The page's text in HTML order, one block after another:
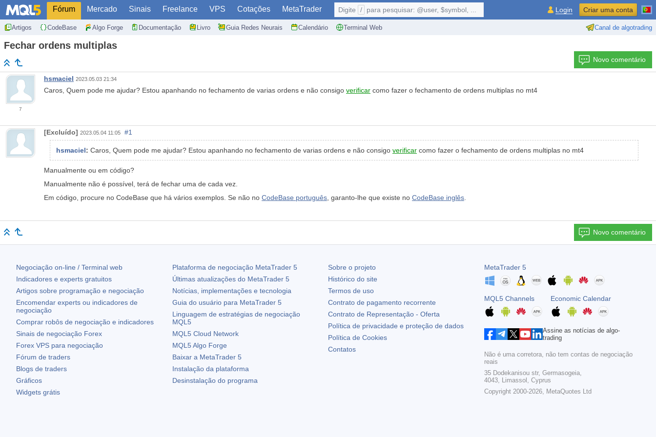
Fórum Mercado Sinais Freelance VPS Cotações MetaTrader
Artigos CodeBase Algo Forge Documentação Livro Guia Redes Neurais Calendário Terminal Web Canal de algotrading
Digite / para pesquisar: @user, $symbol, ... Login Criar uma conta
Fechar ordens multiplas
Novo comentário
7
hsmaciel 2023.05.03 21:34
Caros, Quem pode me ajudar? Estou apanhando no fechamento de varias ordens e não consigo verificar como fazer o fechamento de ordens multiplas no mt4
[Excluído] 2023.05.04 11:05 #1
hsmaciel: Caros, Quem pode me ajudar? Estou apanhando no fechamento de varias ordens e não consigo verificar como fazer o fechamento de ordens multiplas no mt4
Manualmente ou em código?
Manualmente não é possível, terá de fechar uma de cada vez.
Em código, procure no CodeBase que há vários exemplos. Se não no CodeBase português, garanto-lhe que existe no CodeBase inglês.
Novo comentário
Negociação on-line / Terminal web
Indicadores e experts gratuitos
Artigos sobre programação e negociação
Encomendar experts ou indicadores de
negociação
Comprar robôs de negociação e indicadores
Sinais de negociação Forex
Forex VPS para negociação
Fórum de traders
Blogs de traders
Gráficos
Widgets grátis
Plataforma de negociação MetaTrader 5
Últimas atualizações do MetaTrader 5
Notícias, implementações e tecnologia
Guia do usuário para MetaTrader 5
Linguagem de estratégias de negociação
MQL5
MQL5 Cloud Network
MQL5 Algo Forge
Baixar a MetaTrader 5
Instalação da plataforma
Desinstalação do programa
Sobre o projeto
Histórico do site
Termos de uso
Contrato de pagamento recorrente
Contrato de Representação - Oferta
Política de privacidade e proteção de dados
Política de Cookies
Contatos
MetaTrader 5
MQL5 Channels Economic Calendar
Assine as notícias de algo-
trading
Não é uma corretora, não tem contas de negociação
reais
35 Dodekanisou str, Germasogeia,
4043, Limassol, Cyprus
Copyright 2000-2026, MetaQuotes Ltd